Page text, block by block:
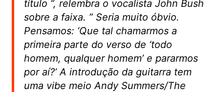
título “, relembra o vocalista John Bush
sobre a faixa. ” Seria muito óbvio.
Pensamos: ‘Que tal chamarmos a
primeira parte do verso de ‘todo
homem, qualquer homem’ e pararmos
por aí?’ A introdução da guitarra tem
uma vibe meio Andy Summers/The